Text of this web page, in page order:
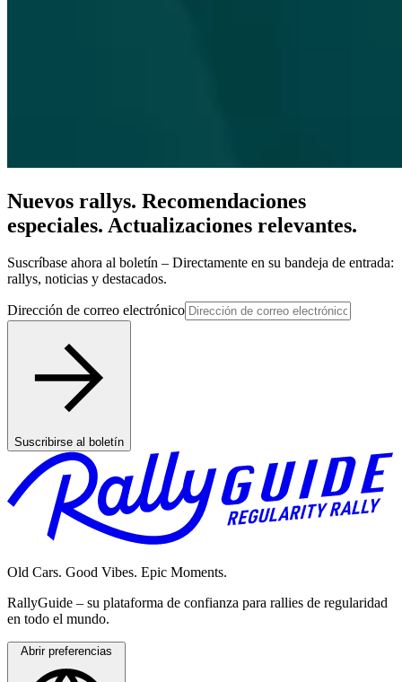
Nuevos rallys. Recomendaciones
especiales. Actualizaciones relevantes.
Suscríbase ahora al boletín – Directamente en su bandeja de entrada:
rallys, noticias y destacados.
Dirección de correo electrónico
Suscribirse al boletín
Old Cars. Good Vibes. Epic Moments.
RallyGuide – su plataforma de confianza para rallies de regularidad
en todo el mundo.
Abrir preferencias